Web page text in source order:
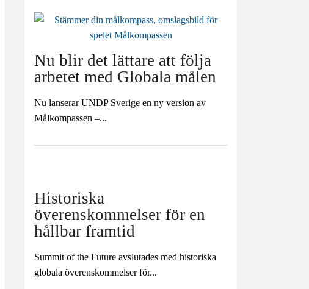
Nu blir det lättare att följa
arbetet med Globala målen
Nu lanserar UNDP Sverige en ny version av
Målkompassen –...
Historiska
överenskommelser för en
hållbar framtid
Summit of the Future avslutades med historiska
globala överenskommelser för...